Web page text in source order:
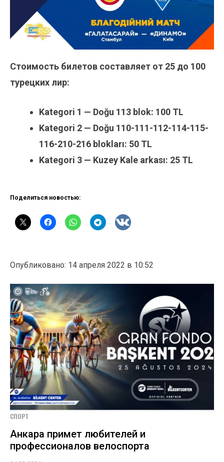
Стоимость билетов составляет от 25 до 100
турецких лир:
Kategori 1 — Doğu 113 blok: 100 TL
Kategori 2 — Doğu 110-111-112-114-115-
116-210-216 blokları: 50 TL
Kategori 3 — Kuzey Kale arkası: 25 TL
Поделиться новостью:
Опубликовано: 14 апреля 2022 в 10:52
СПОРТ
Анкара примет любителей и
профессионалов велоспорта